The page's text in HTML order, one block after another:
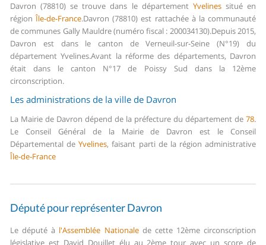
Davron (78810) se trouve dans le département Yvelinessitué en
régionÎle-de-France.Davron (78810) est rattachée à la communauté
de communes Gally Mauldre (numéro fiscal : 200034130).Depuis 2015,
Davron est dans le canton de Verneuil-sur-Seine (N°19) du
département Yvelines.Avant la réforme des départements, Davron
était dans le canton N°17 de Poissy Sud dans la 12ème
circonscription.
Les administrations de la ville de Davron
La Mairie de Davron dépend de la préfecture du département de 78.
Le Conseil Général de la Mairie de Davron est le Conseil
Départemental deYvelines, faisant parti de la région administrative
Île-de-France
Député pour représenter Davron
Le député à l'Assemblée Nationalede cette 12ème circonscription